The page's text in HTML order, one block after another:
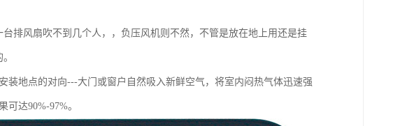
排风扇吹不到几个人，，负压风机则不然，不管是放在地上用还是挂
装地点的对向---大门或窗户自然吸入新鲜空气，将室内闷热气体迅速强
达90%-97%。